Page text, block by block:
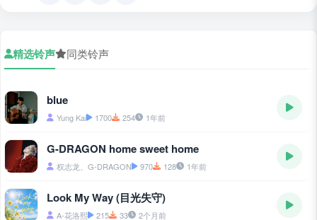
精选铃声 同类铃声
blue
Yung Kai 1700 254 1年前
G-DRAGON home sweet home
权志龙、G-DRAGON 970 128 1年前
Look My Way (目光失守)
A-花洛熙 215 33 2个月前